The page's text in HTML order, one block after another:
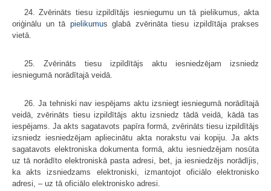
24. Zvērināts tiesu izpildītājs iesniegumu un tā pielikumus, akta
oriģinālu un tā pielikumus glabā zvērināta tiesu izpildītāja prakses
vietā.
25. Zvērināts tiesu izpildītājs aktu iesniedzējam izsniedz
iesniegumā norādītajā veidā.
26. Ja tehniski nav iespējams aktu izsniegt iesniegumā norādītajā
veidā, zvērināts tiesu izpildītājs aktu izsniedz tādā veidā, kādā tas
iespējams. Ja akts sagatavots papīra formā, zvērināts tiesu izpildītājs
izsniedz iesniedzējam apliecinātu akta norakstu vai kopiju. Ja akts
sagatavots elektroniska dokumenta formā, aktu iesniedzējam nosūta
uz tā norādīto elektroniskā pasta adresi, bet, ja iesniedzējs norādījis,
ka akts izsniedzams elektroniski, izmantojot oficiālo elektronisko
adresi, – uz tā oficiālo elektronisko adresi.